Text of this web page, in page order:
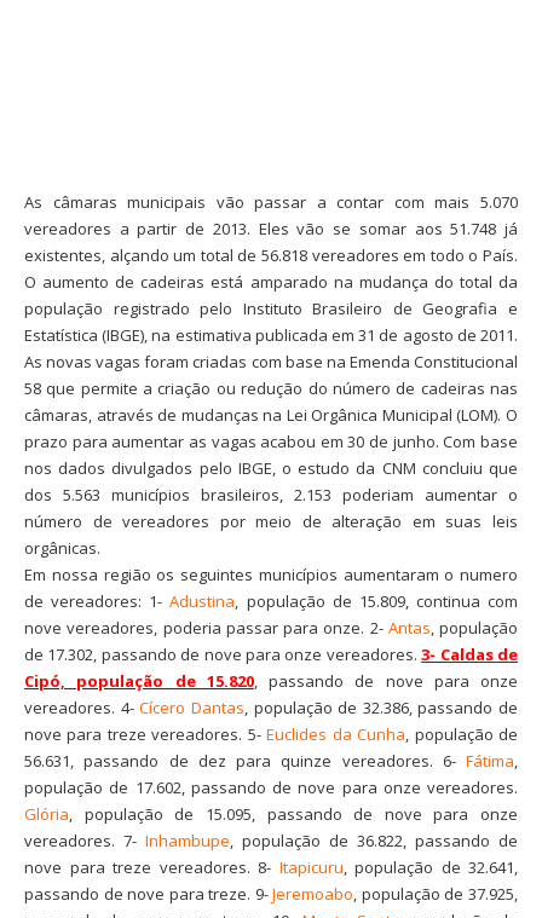
As câmaras municipais vão passar a contar com mais 5.070
vereadores a partir de 2013. Eles vão se somar aos 51.748 já
existentes, alçando um total de 56.818 vereadores em todo o País.
O aumento de cadeiras está amparado na mudança do total da
população registrado pelo Instituto Brasileiro de Geografia e
Estatística (IBGE), na estimativa publicada em 31 de agosto de 2011.
As novas vagas foram criadas com base na Emenda Constitucional
58 que permite a criação ou redução do número de cadeiras nas
câmaras, através de mudanças na Lei Orgânica Municipal (LOM). O
prazo para aumentar as vagas acabou em 30 de junho. Com base
nos dados divulgados pelo IBGE, o estudo da CNM concluiu que
dos 5.563 municípios brasileiros, 2.153 poderiam aumentar o
número de vereadores por meio de alteração em suas leis
orgânicas.
Em nossa região os seguintes municípios aumentaram o numero
de vereadores: 1-Adustina, população de 15.809, continua com
nove vereadores, poderia passar para onze. 2- Antas, população
de 17.302, passando de nove para onze vereadores.3- Caldas de
Cipó, população de 15.820, passando de nove para onze
vereadores. 4-Cícero Dantas, população de 32.386, passando de
nove para treze vereadores. 5-Euclides da Cunha, população de
56.631, passando de dez para quinze vereadores. 6- Fátima,
população de 17.602, passando de nove para onze vereadores.
Glória, população de 15.095, passando de nove para onze
vereadores. 7- Inhambupe, população de 36.822, passando de
nove para treze vereadores. 8- Itapicuru, população de 32.641,
passando de nove para treze. 9-Jeremoabo, população de 37.925,